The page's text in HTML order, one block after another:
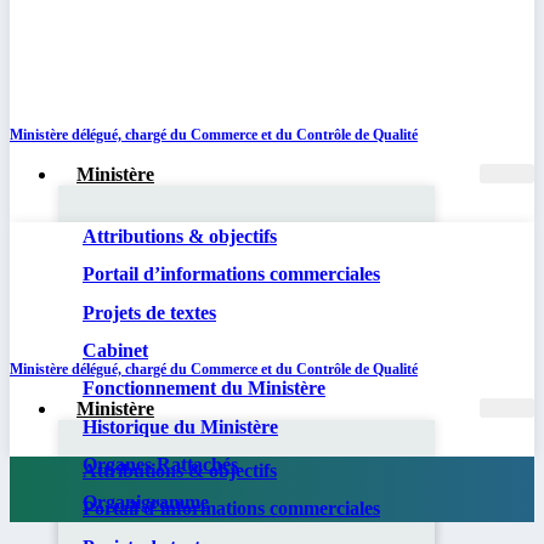
Ministère délégué, chargé du Commerce et du Contrôle de Qualité
Ministère
Attributions & objectifs
Portail d’informations commerciales
Projets de textes
Cabinet
Fonctionnement du Ministère
Historique du Ministère
Organes Rattachés
Organigramme
Ministère délégué, chargé du Commerce et du Contrôle de Qualité
Ministère
Attributions & objectifs
Portail d’informations commerciales